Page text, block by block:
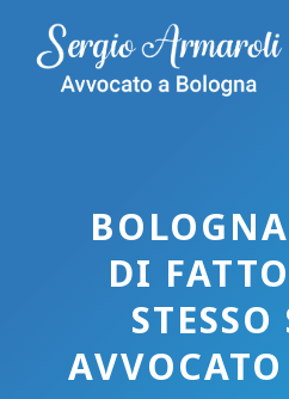
contenuto
DI
STESSO
AVVOCATO